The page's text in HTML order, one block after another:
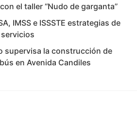
el taller ‘‘Nudo de garganta’’
IMSS e ISSSTE estrategias de
supervisa la construcción de
en Avenida Candiles